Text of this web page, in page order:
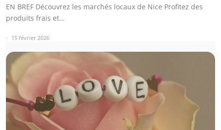
EN BREF Découvrez les marchés locaux de Nice Profitez des
produits frais et…
15 février 2026